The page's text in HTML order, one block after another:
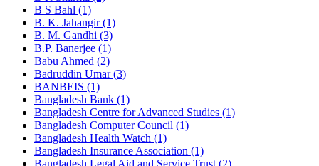
B S Bahl (1)
B. K. Jahangir (1)
B. M. Gandhi (3)
B.P. Banerjee (1)
Babu Ahmed (2)
Badruddin Umar (3)
BANBEIS (1)
Bangladesh Bank (1)
Bangladesh Centre for Advanced Studies (1)
Bangladesh Computer Council (1)
Bangladesh Health Watch (1)
Bangladesh Insurance Association (1)